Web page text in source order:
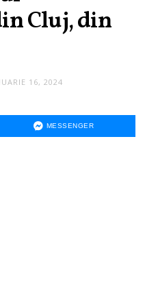
Cluj, din
16, 2024
U
A
MESSENGER